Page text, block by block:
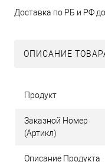
Доставка по РБ и РФ
ОПИСАНИЕ
Продукт
Заказной Номер
(Артикл)
Описание Продукта